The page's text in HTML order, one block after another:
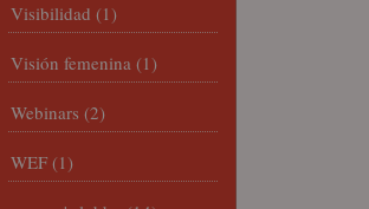
Visibilidad (1)
Visión femenina (1)
Webinars (2)
WEF (1)